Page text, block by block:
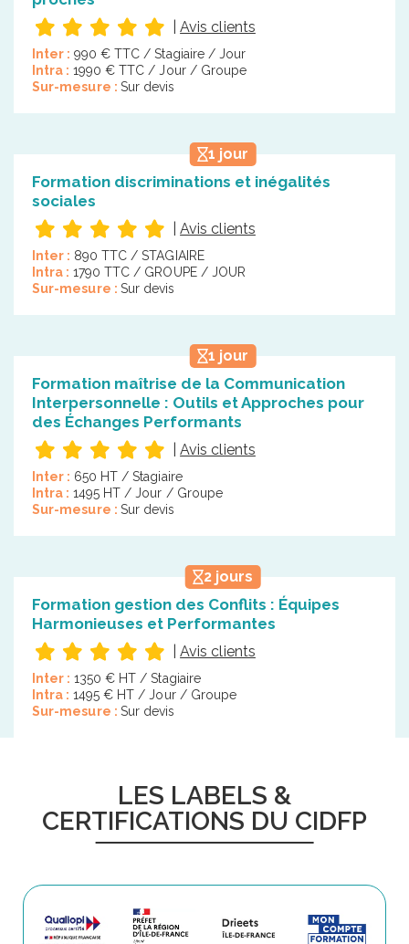
Avis clients
Inter : 990 € TTC / Stagiaire / Jour
Intra : 1990 € TTC / Jour / Groupe
Sur-mesure : Sur devis
1 jour
Formation discriminations et inégalités
sociales
Avis clients
Inter : 890 TTC / STAGIAIRE
Intra : 1790 TTC / GROUPE / JOUR
Sur-mesure : Sur devis
1 jour
Formation maîtrise de la Communication
Interpersonnelle : Outils et Approches pour
des Échanges Performants
Avis clients
Inter : 650 HT / Stagiaire
Intra : 1495 HT / Jour / Groupe
Sur-mesure : Sur devis
2 jours
Formation gestion des Conflits : Équipes
Harmonieuses et Performantes
Avis clients
Inter : 1350 € HT / Stagiaire
Intra : 1495 € HT / Jour / Groupe
Sur-mesure : Sur devis
LES LABELS &
CERTIFICATIONS DU CIDFP